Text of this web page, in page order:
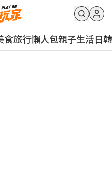
食旅行懶人包親子生活日韓